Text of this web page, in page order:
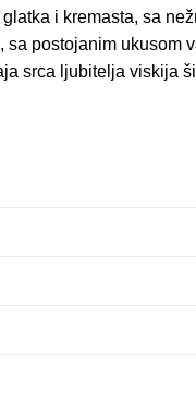
i kremasta, sa
postojanim ukusom
srca ljubitelja viskija